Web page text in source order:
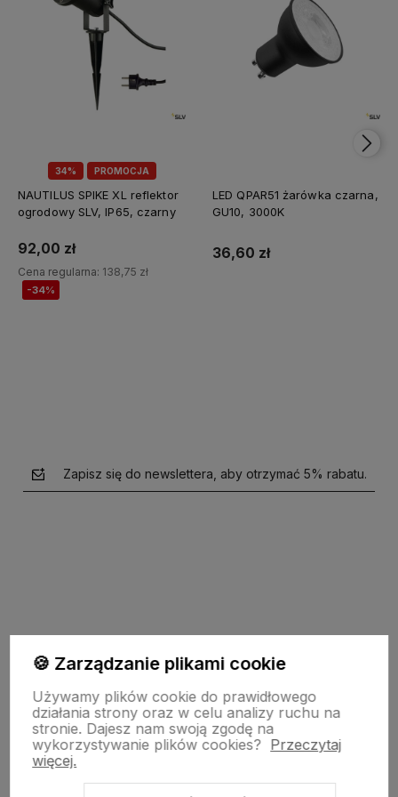
34% PROMOCJA
NAUTILUS SPIKE XL reflektor
ogrodowy SLV, IP65, czarny
92,00 zł
Cena regularna: 138,75 zł
-34%
LED QPAR51 żarówka czarna,
GU10, 3000K
36,60 zł
Zapisz się do newslettera, aby otrzymać 5% rabatu.
polityce prywatności
garden-lighting.pl
Obsługa klienta
🍪 Zarządzanie plikami cookie
Używamy plików cookie do prawidłowego
działania strony oraz w celu analizy ruchu na
stronie. Dajesz nam swoją zgodę na
wykorzystywanie plików cookies? Przeczytaj
więcej.